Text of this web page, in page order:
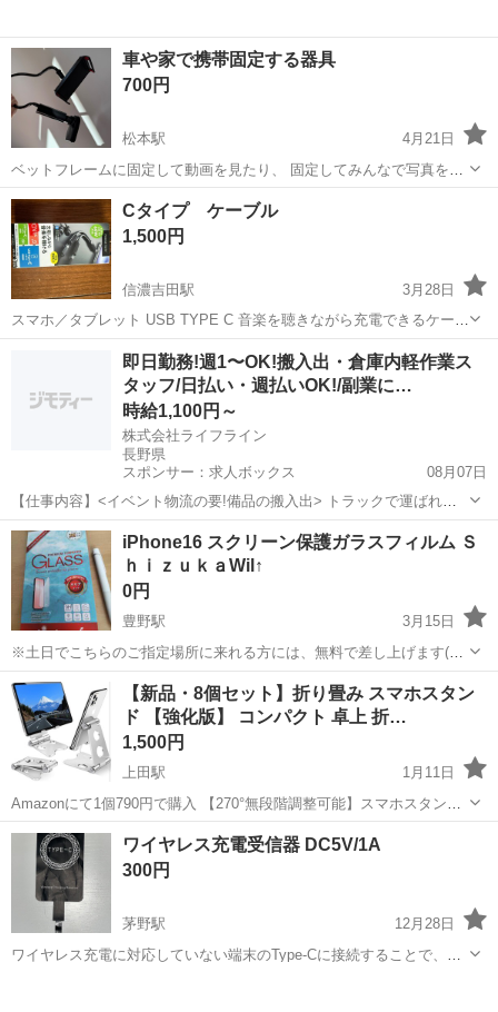
車や家で携帯固定する器具
700円
松本駅
4月21日
ベットフレームに固定して動画を見たり、 固定してみんなで写真を撮
ったりできます！
長野 松本市 松本駅 その他
Cタイプ ケーブル
1,500円
信濃吉田駅
3月28日
スマホ／タブレット USB TYPE C 音楽を聴きながら充電できるケーブ
ルになります。 開封のみで使用していません。 定価2200円ぐらいし
長野市 信濃吉田駅 その他 ケーブル
即日勤務!週1〜OK!搬入出・倉庫内軽作業ス
タッフ/日払い・週払いOK!/副業に…
時給1,100円～
株式会社ライフライン
長野県
スポンサー：求人ボックス
08月07日
【仕事内容】<イベント物流の要!備品の搬入出> トラックで運ばれて
きたイベント機材や備品を会場内に運び入れたり(搬入)、 終了後にト
ラックへ積み込んだり(搬出)するお仕事です。 <働きやすいポイント>
・接客なし&裏方作業!モクモ...
アルバイト・パート
iPhone16 スクリーン保護ガラスフィルム Ｓ
ｈｉｚｕｋａWil↑
0円
豊野駅
3月15日
※土日でこちらのご指定場所に来れる方には、無料で差し上げます(^-
^)v ご覧くださいましてありがとうございます！ iPhone16用の液晶保
護フィルムの出品です♪ 娘が購入した物ですが、娘のスマホはiPhone
SE第３...
長野 豊野駅 その他 ガラス
【新品・8個セット】折り畳み スマホスタン
ド 【強化版】 コンパクト 卓上 折…
1,500円
上田駅
1月11日
Amazonにて1個790円で購入 【270°無段階調整可能】スマホスタンド
の首は270°自由に回転でき、自分の好みの角度に絶妙に傾けれます。
ナノアルミ合金材料、厳密な分子構造、普通の金属より高靭性、コン
パクトなデザインは...
長野 上田市 上田駅 その他 Samsung Galaxy
ワイヤレス充電受信器 DC5V/1A
300円
茅野駅
12月28日
ワイヤレス充電に対応していない端末のType-Cに接続することで、ワ